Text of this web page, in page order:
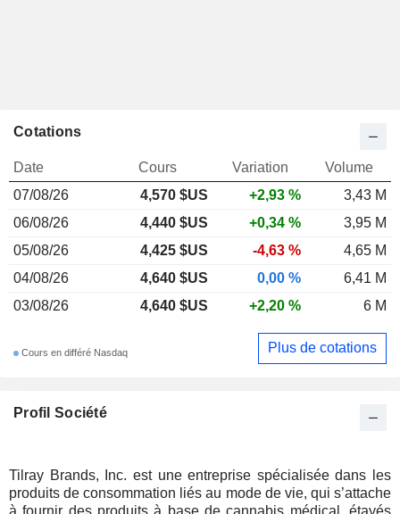
Profil Société
Tilray Brands, Inc. est une entreprise spécialisée dans les
produits de consommation liés au mode de vie, qui s’attache
à fournir des produits à base de cannabis médical, étayés
Cotations
Date Cours Variation
Volume
07/08/26
4,570 $US +2,93 %
3,43 M
06/08/26
4,440 $US +0,34 %
3,95 M
05/08/26
4,425 $US -4,63 %
4,65 M
04/08/26
4,640 $US 0,00 %
6,41 M
03/08/26
4,640 $US +2,20 % 6 M
Cours en différé Nasdaq Plus de cotations